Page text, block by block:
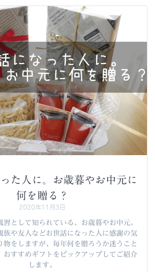
た人に。お歳暮やお中元に
何を贈る？
2020年11月3日
習として知られている、お歳暮やお中元。
族や友人などお世話になった人に感謝の気
物をしますが、毎年何を贈ろうか迷うこと
おすすめギフトをピックアップしてご紹介
します。